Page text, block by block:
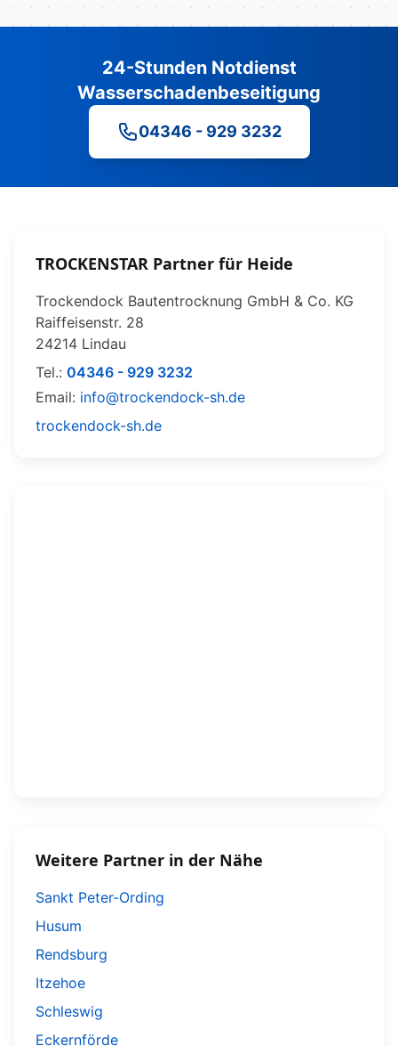
24-Stunden Notdienst
Wasserschadenbeseitigung
04346 - 929 3232
TROCKENSTAR Partner für Heide
Trockendock Bautentrocknung GmbH & Co. KG
Raiffeisenstr. 28
24214 Lindau
Tel.: 04346 - 929 3232
Email: info@trockendock-sh.de
trockendock-sh.de
Weitere Partner in der Nähe
Sankt Peter-Ording
Husum
Rendsburg
Itzehoe
Schleswig
Eckernförde